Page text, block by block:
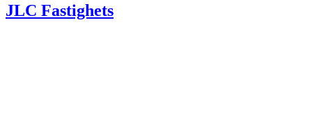
JLC Fastighets